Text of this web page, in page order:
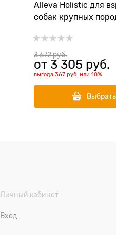
Alleva Holistic для
собак крупных
Duck Adult Maxi)
3 672 руб.
от 3 305 руб.
выгода 367 руб. или 10%
Выбрать
Личный кабинет
Вход